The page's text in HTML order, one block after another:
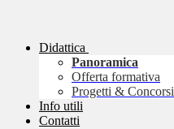
Didattica
Panoramica
Offerta formativa
Progetti & Concorsi
Info utili
Contatti